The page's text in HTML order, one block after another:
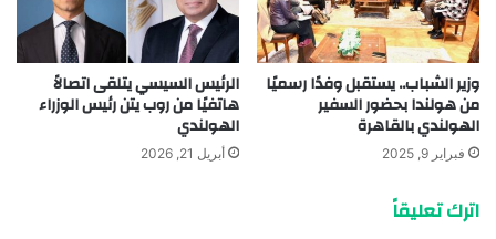
وزير الشباب.. يستقبل وفدًا رسميًا
من هولندا بحضور السفير
الهولندي بالقاهرة
فبراير 9, 2025
الرئيس السيسي يتلقى اتصالاً
هاتفيًا من روب يتن رئيس الوزراء
الهولندي
أبريل 21, 2026
اترك تعليقاً